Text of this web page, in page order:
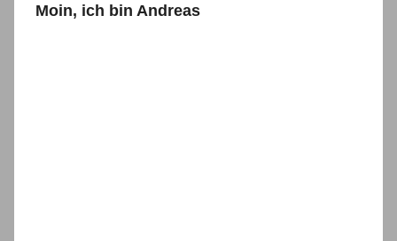
Moin, ich bin Andreas